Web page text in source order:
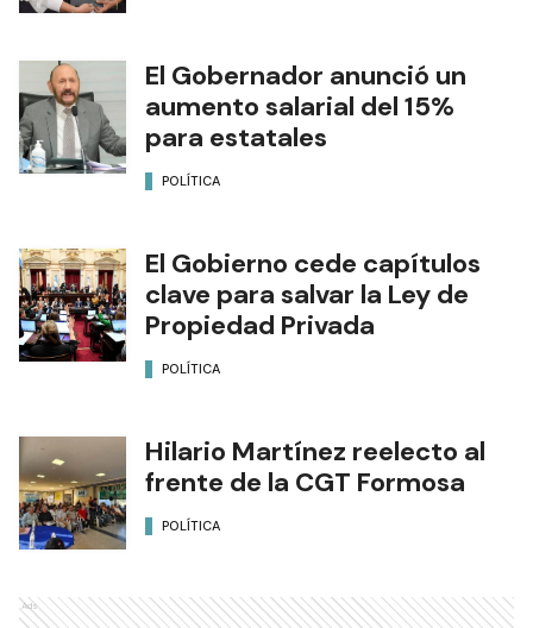
El Gobernador anunció un
aumento salarial del 15%
para estatales
POLÍTICA
El Gobierno cede capítulos
clave para salvar la Ley de
Propiedad Privada
POLÍTICA
Hilario Martínez reelecto al
frente de la CGT Formosa
POLÍTICA
Ads